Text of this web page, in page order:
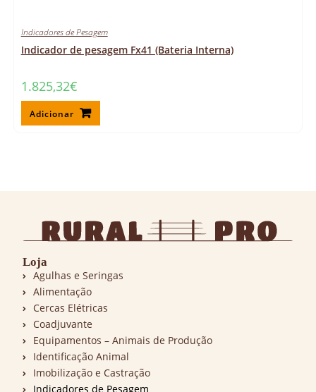
Indicadores de Pesagem
Indicador de pesagem Fx41 (Bateria Interna)
1.825,32€
Adicionar
Loja
Agulhas e Seringas
Alimentação
Cercas Elétricas
Coadjuvante
Equipamentos – Animais de Produção
Identificação Animal
Imobilização e Castração
Indicadores de Pesagem